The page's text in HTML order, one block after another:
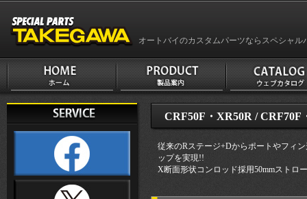
オートバイのカスタムパーツならスペシャル
CRF50F・XR50R / CRF70F
従来のRステージ+Dからポートやフィ
ップを実現!!
X断面形状コンロッド採用50mmストロ